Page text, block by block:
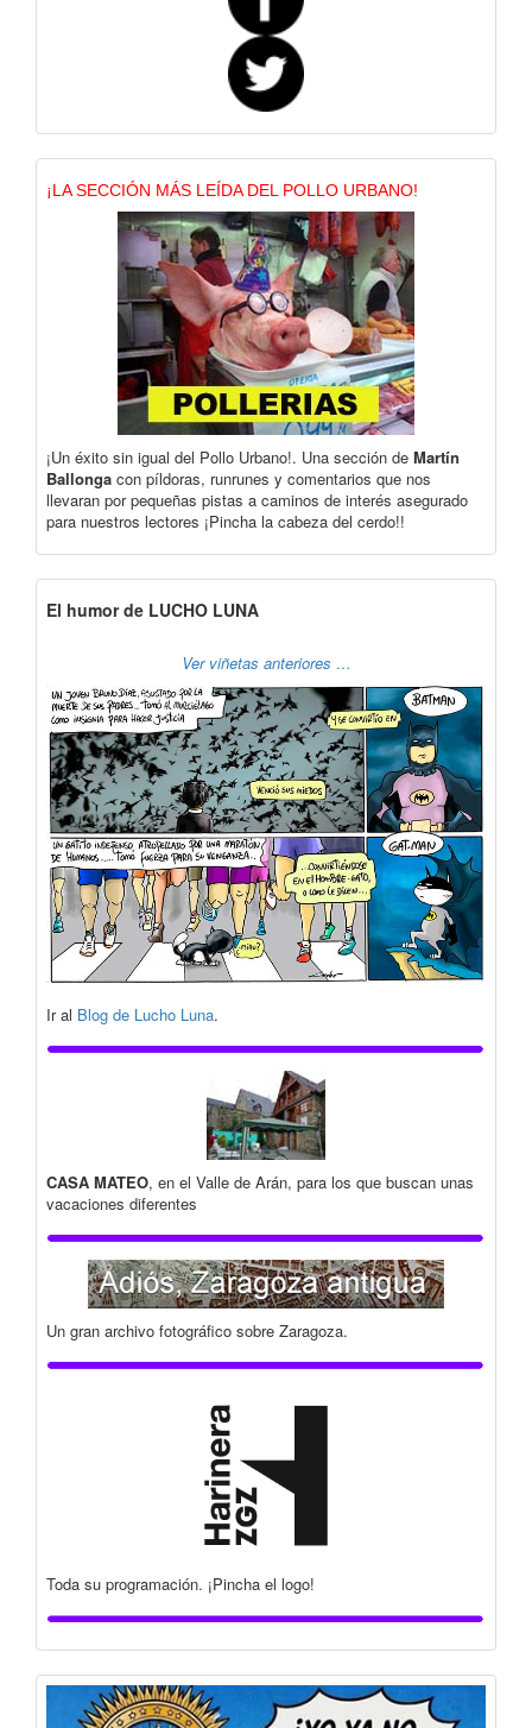
¡LA SECCIÓN MÁS LEÍDA DEL POLLO URBANO!
¡Un éxito sin igual del Pollo Urbano!. Una sección de Martín
Ballonga con píldoras, runrunes y comentarios que nos
llevaran por pequeñas pistas a caminos de interés asegurado
para nuestros lectores ¡Pincha la cabeza del cerdo!!
El humor de LUCHO LUNA
Ver viñetas anteriores …
Ir al Blog de Lucho Luna.
CASA MATEO, en el Valle de Arán, para los que buscan unas
vacaciones diferentes
Un gran archivo fotográfico sobre Zaragoza.
Toda su programación. ¡Pincha el logo!